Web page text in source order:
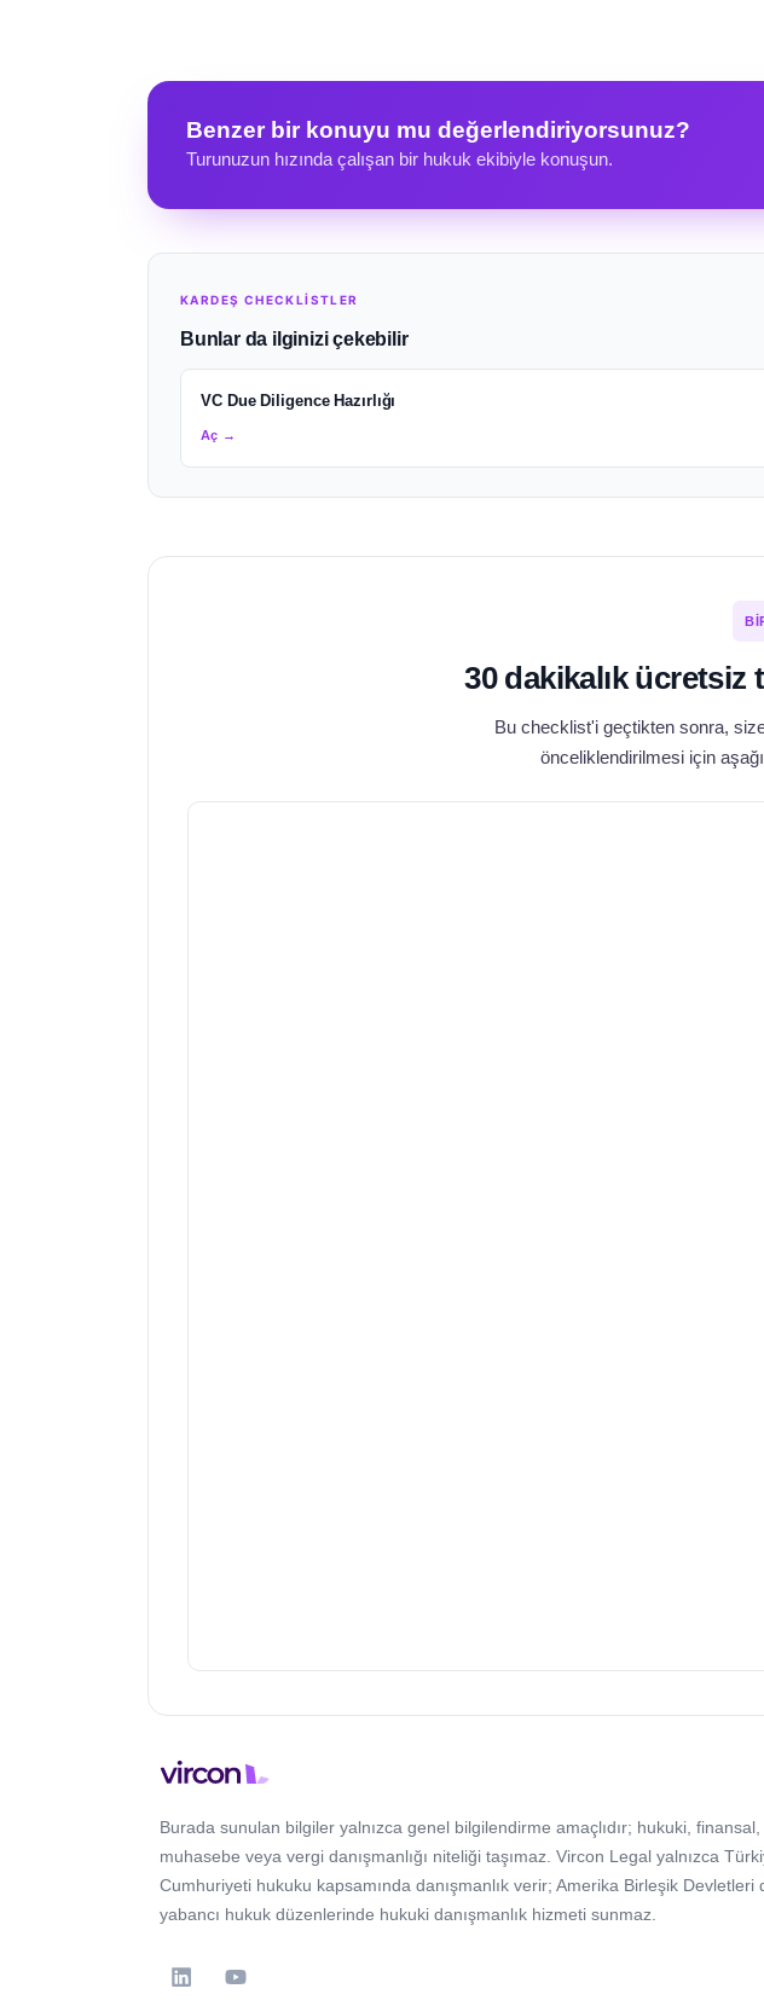
Benzer bir konuyu mu değerlendiriyorsunuz?
Turunuzun hızında çalışan bir hukuk ekibiyle konuşun.
KARDEŞ CHECKLİSTLER
Bunlar da ilginizi çekebilir
VC Due Diligence Hazırlığı
Aç →
30 dakikalık ücretsiz
Bu checklist'i geçtikten sonra,
önceliklendirilmesi için
Burada sunulan bilgiler yalnızca genel bilgilendirme amaçlıdır; hukuki, finansal,
muhasebe veya vergi danışmanlığı niteliği taşımaz. Vircon Legal yalnızca
Cumhuriyeti hukuku kapsamında danışmanlık verir; Amerika Birleşik Devletleri
yabancı hukuk düzenlerinde hukuki danışmanlık hizmeti sunmaz.